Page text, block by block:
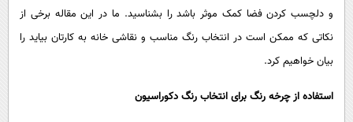
اخبار کریپتو
باشگاه مغز
عصر ایران 2
و دلچسب کردن فضا کمک موثر باشد را بشناسید. ما در این مقاله برخی از
نکاتی که ممکن است در انتخاب رنگ مناسب و نقاشی خانه به کارتان بیاید را
بیان خواهیم کرد.
استفاده از چرخه رنگ برای انتخاب رنگ دکوراسیون